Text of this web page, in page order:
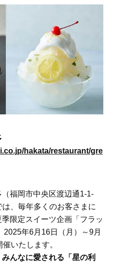
hakata/restaurant/gre
福岡市中央区渡辺通1-1-
、毎年多くのお客さまに
限定スイーツ企画「フラッ
年6月16日（月）～9月
いたします。
んなに愛される「星の利